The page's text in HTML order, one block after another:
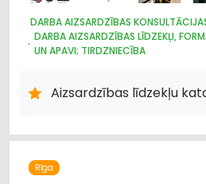
DARBA AIZSARDZĪBAS
DARBA AIZSARDZĪBAS LĪDZEKĻI,
UN APAVI; TIRDZNIECĪBA
DARBA AIZSARDZĪBAS LĪDZEKĻI,
Aizsardzības līdzekļu
Rīga